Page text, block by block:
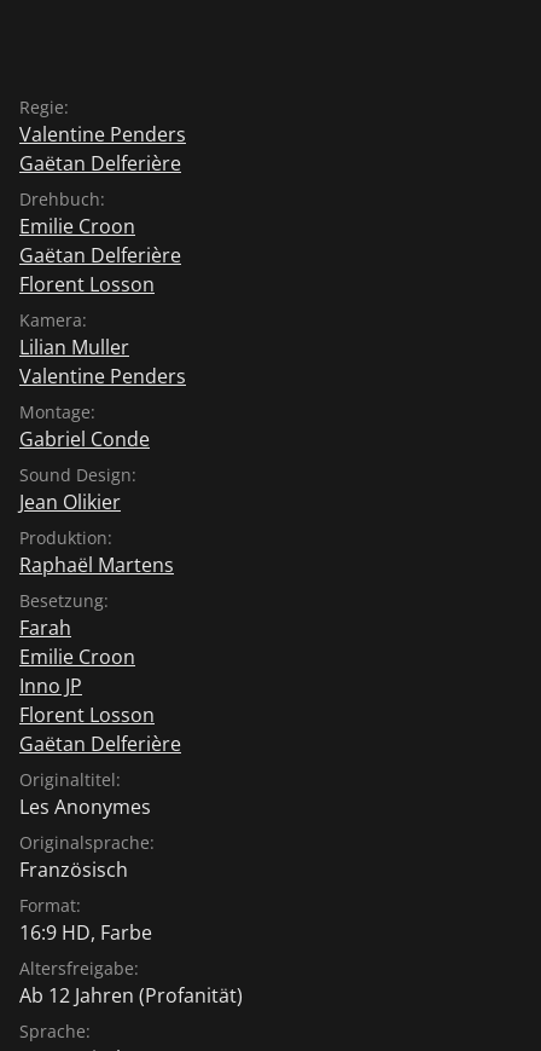
Regie:
Valentine Penders
Gaëtan Delferière
Drehbuch:
Emilie Croon
Gaëtan Delferière
Florent Losson
Kamera:
Lilian Muller
Valentine Penders
Montage:
Gabriel Conde
Sound Design:
Jean Olikier
Produktion:
Raphaël Martens
Besetzung:
Farah
Emilie Croon
Inno JP
Florent Losson
Gaëtan Delferière
Originaltitel:
Les Anonymes
Originalsprache:
Französisch
Format:
16:9 HD, Farbe
Altersfreigabe:
Ab 12 Jahren (Profanität)
Sprache: